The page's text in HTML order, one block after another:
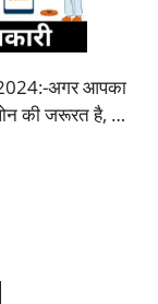
अगर आपका
की जरूरत है, …